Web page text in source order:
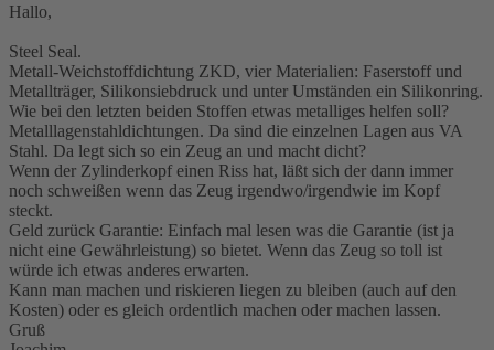
Hallo,
Steel Seal.
Metall-Weichstoffdichtung ZKD, vier Materialien: Faserstoff und
Metallträger, Silikonsiebdruck und unter Umständen ein Silikonring.
Wie bei den letzten beiden Stoffen etwas metalliges helfen soll?
Metalllagenstahldichtungen. Da sind die einzelnen Lagen aus VA
Stahl. Da legt sich so ein Zeug an und macht dicht?
Wenn der Zylinderkopf einen Riss hat, läßt sich der dann immer
noch schweißen wenn das Zeug irgendwo/irgendwie im Kopf
steckt.
Geld zurück Garantie: Einfach mal lesen was die Garantie (ist ja
nicht eine Gewährleistung) so bietet. Wenn das Zeug so toll ist
würde ich etwas anderes erwarten.
Kann man machen und riskieren liegen zu bleiben (auch auf den
Kosten) oder es gleich ordentlich machen oder machen lassen.
Gruß